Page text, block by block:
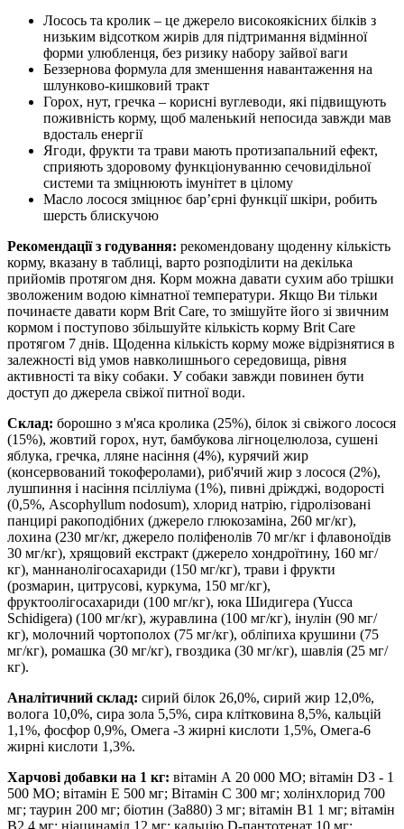
Лосось та кролик – це джерело високоякісних білків з
низьким відсотком жирів для підтримання відмінної
форми улюбленця, без ризику набору зайвої ваги
Беззернова формула для зменшення навантаження на
шлунково-кишковий тракт
Горох, нут, гречка – корисні вуглеводи, які підвищують
поживність корму, щоб маленький непосида завжди мав
вдосталь енергії
Ягоди, фрукти та трави мають протизапальний ефект,
сприяють здоровому функціонуванню сечовидільної
системи та зміцнюють імунітет в цілому
Масло лосося зміцнює бар’єрні функції шкіри, робить
шерсть блискучою
Рекомендації з годування: рекомендовану щоденну кількість
корму, вказану в таблиці, варто розподілити на декілька
прийомів протягом дня. Корм можна давати сухим або трішки
зволоженим водою кімнатної температури. Якщо Ви тільки
починаєте давати корм Brit Care, то змішуйте його зі звичним
кормом і поступово збільшуйте кількість корму Brit Care
протягом 7 днів. Щоденна кількість корму може відрізнятися в
залежності від умов навколишнього середовища, рівня
активності та віку собаки. У собаки завжди повинен бути
доступ до джерела свіжої питної води.
Склад: борошно з м'яса кролика (25%), білок зі свіжого лосося
(15%), жовтий горох, нут, бамбукова лігноцелюлоза, сушені
яблука, гречка, лляне насіння (4%), курячий жир
(консервований токоферолами), риб'ячий жир з лосося (2%),
лушпиння і насіння псілліума (1%), пивні дріжджі, водорості
(0,5%, Ascophyllum nodosum), хлорид натрію, гідролізовані
панцирі ракоподібних (джерело глюкозаміна, 260 мг/кг),
лохина (230 мг/кг, джерело поліфенолів 70 мг/кг і флавоноїдів
30 мг/кг), хрящовий екстракт (джерело хондроїтину, 160 мг/
кг), маннанолігосахариди (150 мг/кг), трави і фрукти
(розмарин, цитрусові, куркума, 150 мг/кг),
фруктоолігосахариди (100 мг/кг), юка Шидигера (Yucca
Schidigera) (100 мг/кг), журавлина (100 мг/кг), інулін (90 мг/
кг), молочний чортополох (75 мг/кг), обліпиха крушини (75
мг/кг), ромашка (30 мг/кг), гвоздика (30 мг/кг), шавлія (25 мг/
кг).
Аналітичний склад: сирий білок 26,0%, сирий жир 12,0%,
волога 10,0%, сира зола 5,5%, сира клітковина 8,5%, кальцій
1,1%, фосфор 0,9%, Омега -3 жирні кислоти 1,5%, Омега-6
жирні кислоти 1,3%.
Харчові добавки на 1 кг: вітамін А 20 000 MО; вітамін D3 - 1
500 MО; вітамін E 500 мг; Вітамін С 300 мг; холінхлорид 700
мг; таурин 200 мг; біотин (3a880) 3 мг; вітамін В1 1 мг; вітамін